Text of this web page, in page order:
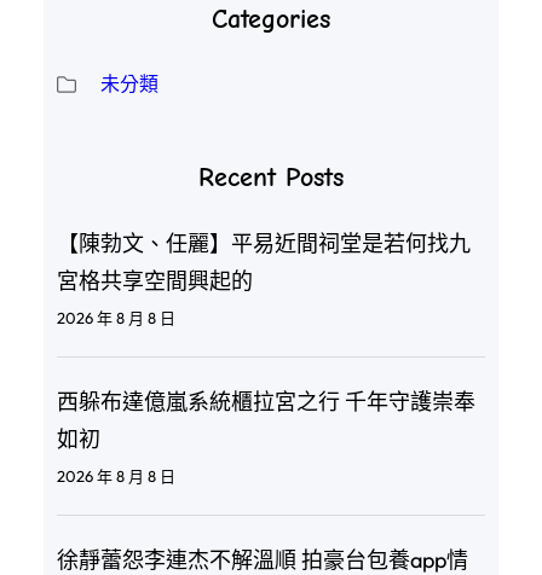
Categories
未分類
Recent Posts
【陳勃文、任麗】平易近間祠堂是若何找九
宮格共享空間興起的
2026 年 8 月 8 日
西躲布達億嵐系統櫃拉宮之行 千年守護崇奉
如初
2026 年 8 月 8 日
徐靜蕾怨李連杰不解溫順 拍豪台包養app情